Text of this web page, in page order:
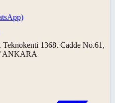
1368. Cadde No.61,
ANKARA